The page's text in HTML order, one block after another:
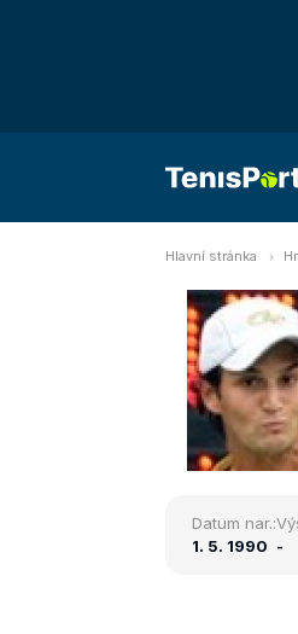
Hlavní stránka
Datum nar.:
1. 5. 1990 -